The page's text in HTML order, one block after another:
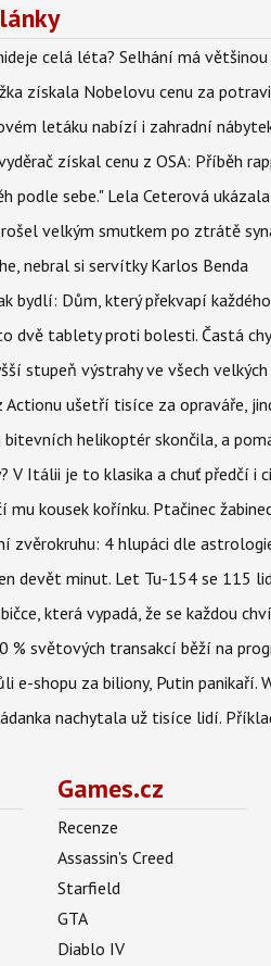
celá léta? Selhání má
získala Nobelovu cenu za
letáku nabízí i zahradní
získal cenu z OSA: Příběh
podle sebe." Lela Ceterová
velkým smutkem po ztrátě
nebral si servítky Karlos Benda
bydlí: Dům, který překvapí
dvě tablety proti bolesti. Častá
stupeň výstrahy ve všech
Actionu ušetří tisíce za opraváře,
helikoptér skončila, a
V Itálii je to klasika a chuť předčí i
mu kousek kořínku. Ptačinec
zvěrokruhu: 4 hlupáci dle
devět minut. Let Tu-154 se 115
která vypadá, že se každou
% světových transakcí běží na
e-shopu za biliony, Putin panikaří.
nachytala už tisíce lidí.
Games.cz
Recenze
Assassin's Creed
Starfield
GTA
Diablo IV